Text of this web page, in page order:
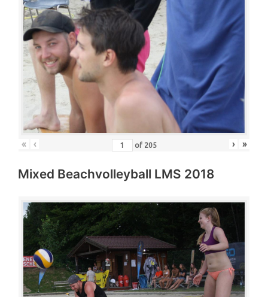
« ‹ of 205 › »
Mixed Beachvolleyball LMS 2018